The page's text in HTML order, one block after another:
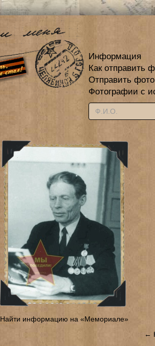
Информация
Как отправить
Отправить
Фотографии с
Найти информацию на «Мемориале»
←